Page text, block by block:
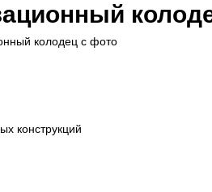
конструкций